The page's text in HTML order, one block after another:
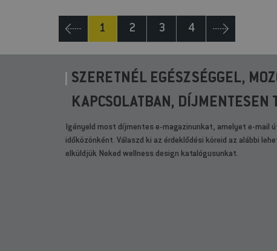
1 2 3 4
SZERETNÉL EGÉSZSÉGGEL,
KAPCSOLATBAN, DÍJMENTESEN
Igényeld most díjmentes e-magazinunkat, amelyet e-mail
időközönként. Válaszd ki az érdeklődési köreid az alábbi
elküldjük Neked wellness design katalógusunkat.